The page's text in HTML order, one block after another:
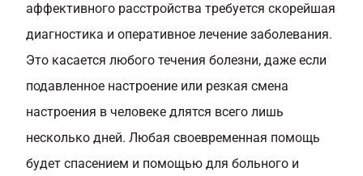
аффективного расстройства требуется скорейшая
диагностика и оперативное лечение заболевания.
Это касается любого течения болезни, даже если
подавленное настроение или резкая смена
настроения в человеке длятся всего лишь
несколько дней. Любая своевременная помощь
будет спасением и помощью для больного и